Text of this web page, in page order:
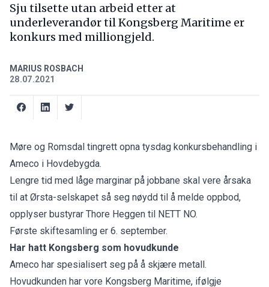
Sju tilsette utan arbeid etter at
underleverandør til Kongsberg Maritime er
konkurs med milliongjeld.
MARIUS ROSBACH
28.07.2021
Møre og Romsdal tingrett opna tysdag konkursbehandling i
Ameco i Hovdebygda.
Lengre tid med låge marginar på jobbane skal vere årsaka
til at Ørsta-selskapet så seg nøydd til å melde oppbod,
opplyser bustyrar Thore Heggen til NETT NO.
Første skiftesamling er 6. september.
Har hatt Kongsberg som hovudkunde
Ameco har spesialisert seg på å skjære metall.
Hovudkunden har vore Kongsberg Maritime, ifølgje